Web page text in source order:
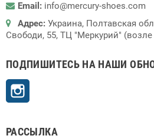
Email: info@mercury-shoes.com
Адрес: Украина, Полтавская
Свободи, 55, ТЦ "Меркурий" (возле
ПОДПИШИТЕСЬ НА НАШИ
РАССЫЛКА